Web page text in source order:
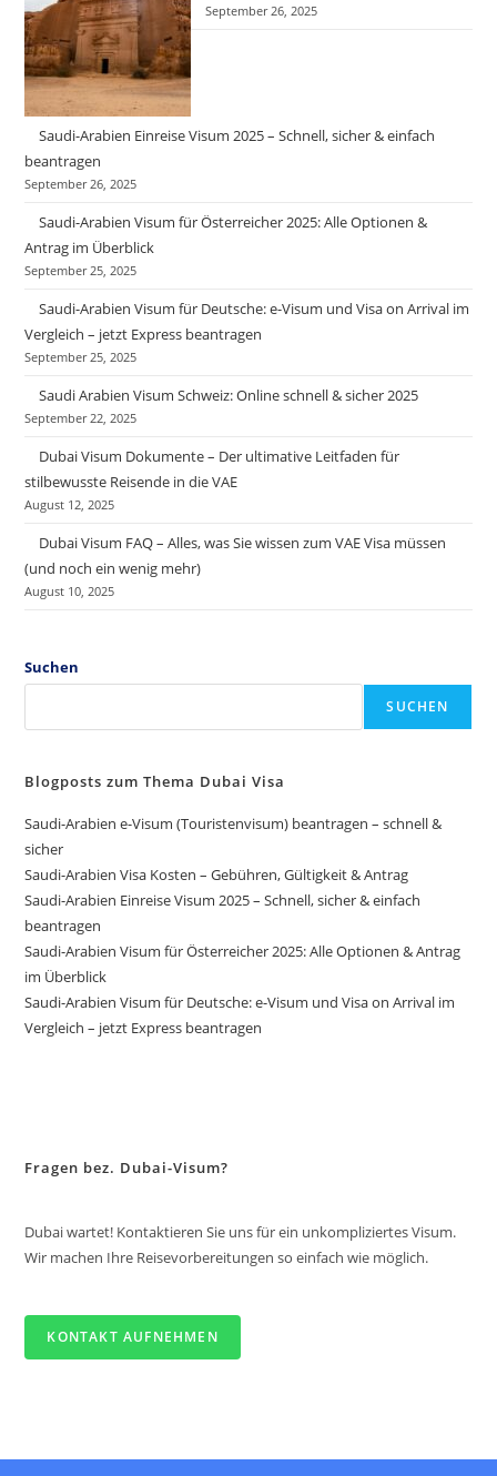
September 26, 2025
Saudi-Arabien Einreise Visum 2025 – Schnell, sicher & einfach
beantragen
September 26, 2025
Saudi-Arabien Visum für Österreicher 2025: Alle Optionen &
Antrag im Überblick
September 25, 2025
Saudi-Arabien Visum für Deutsche: e-Visum und Visa on Arrival im
Vergleich – jetzt Express beantragen
September 25, 2025
Saudi Arabien Visum Schweiz: Online schnell & sicher 2025
September 22, 2025
Dubai Visum Dokumente – Der ultimative Leitfaden für
stilbewusste Reisende in die VAE
August 12, 2025
Dubai Visum FAQ – Alles, was Sie wissen zum VAE Visa müssen
(und noch ein wenig mehr)
August 10, 2025
Suchen
SUCHEN
Blogposts zum Thema Dubai Visa
Saudi-Arabien e-Visum (Touristenvisum) beantragen – schnell &
sicher
Saudi-Arabien Visa Kosten – Gebühren, Gültigkeit & Antrag
Saudi-Arabien Einreise Visum 2025 – Schnell, sicher & einfach
beantragen
Saudi-Arabien Visum für Österreicher 2025: Alle Optionen & Antrag
im Überblick
Saudi-Arabien Visum für Deutsche: e-Visum und Visa on Arrival im
Vergleich – jetzt Express beantragen
Fragen bez. Dubai-Visum?
Dubai wartet! Kontaktieren Sie uns für ein unkompliziertes Visum.
Wir machen Ihre Reisevorbereitungen so einfach wie möglich.
KONTAKT AUFNEHMEN